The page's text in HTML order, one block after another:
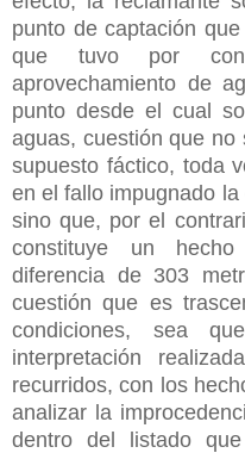
punto de captación
que tuvo por
aprovechamiento de
punto desde el cual
aguas, cuestión que no
supuesto fáctico, toda
en el fallo impugnado
sino que, por el
constituye un
diferencia de 303
cuestión que es
condiciones, sea
interpretación
recurridos, con los
analizar la
dentro del listado